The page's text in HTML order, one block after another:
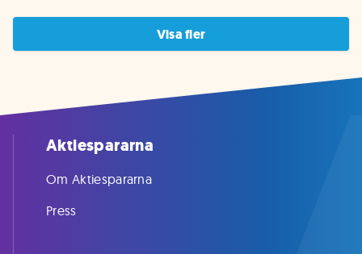
Visa fler
Aktiespararna
Om Aktiespararna
Press